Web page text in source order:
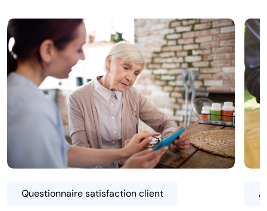
Questionnaire satisfaction client